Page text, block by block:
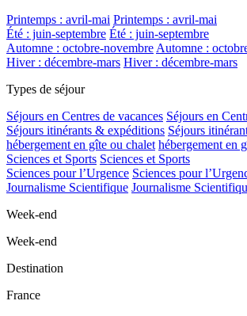
Printemps : avril-mai Printemps : avril-mai
Été : juin-septembre Été : juin-septembre
Automne : octobre-novembre Automne :
Hiver : décembre-mars Hiver : décembre-mars
Types de séjour
Séjours en Centres de vacances Séjours en
Séjours itinérants & expéditions Séjours
hébergement en gîte ou chalet hébergement en
Sciences et Sports Sciences et Sports
Sciences pour l’Urgence Sciences pour
Journalisme Scientifique Journalisme
Week-end
Week-end
Destination
France